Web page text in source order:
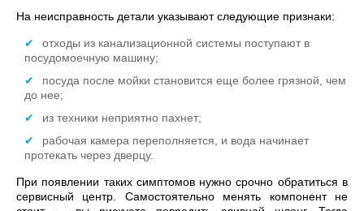
На неисправность детали указывают следующие признаки:
отходы из канализационной системы поступают в
посудомоечную машину;
посуда после мойки становится еще более грязной, чем
до нее;
из техники неприятно пахнет;
рабочая камера переполняется, и вода начинает
протекать через дверцу.
При появлении таких симптомов нужно срочно обратиться в
сервисный центр. Самостоятельно менять компонент не